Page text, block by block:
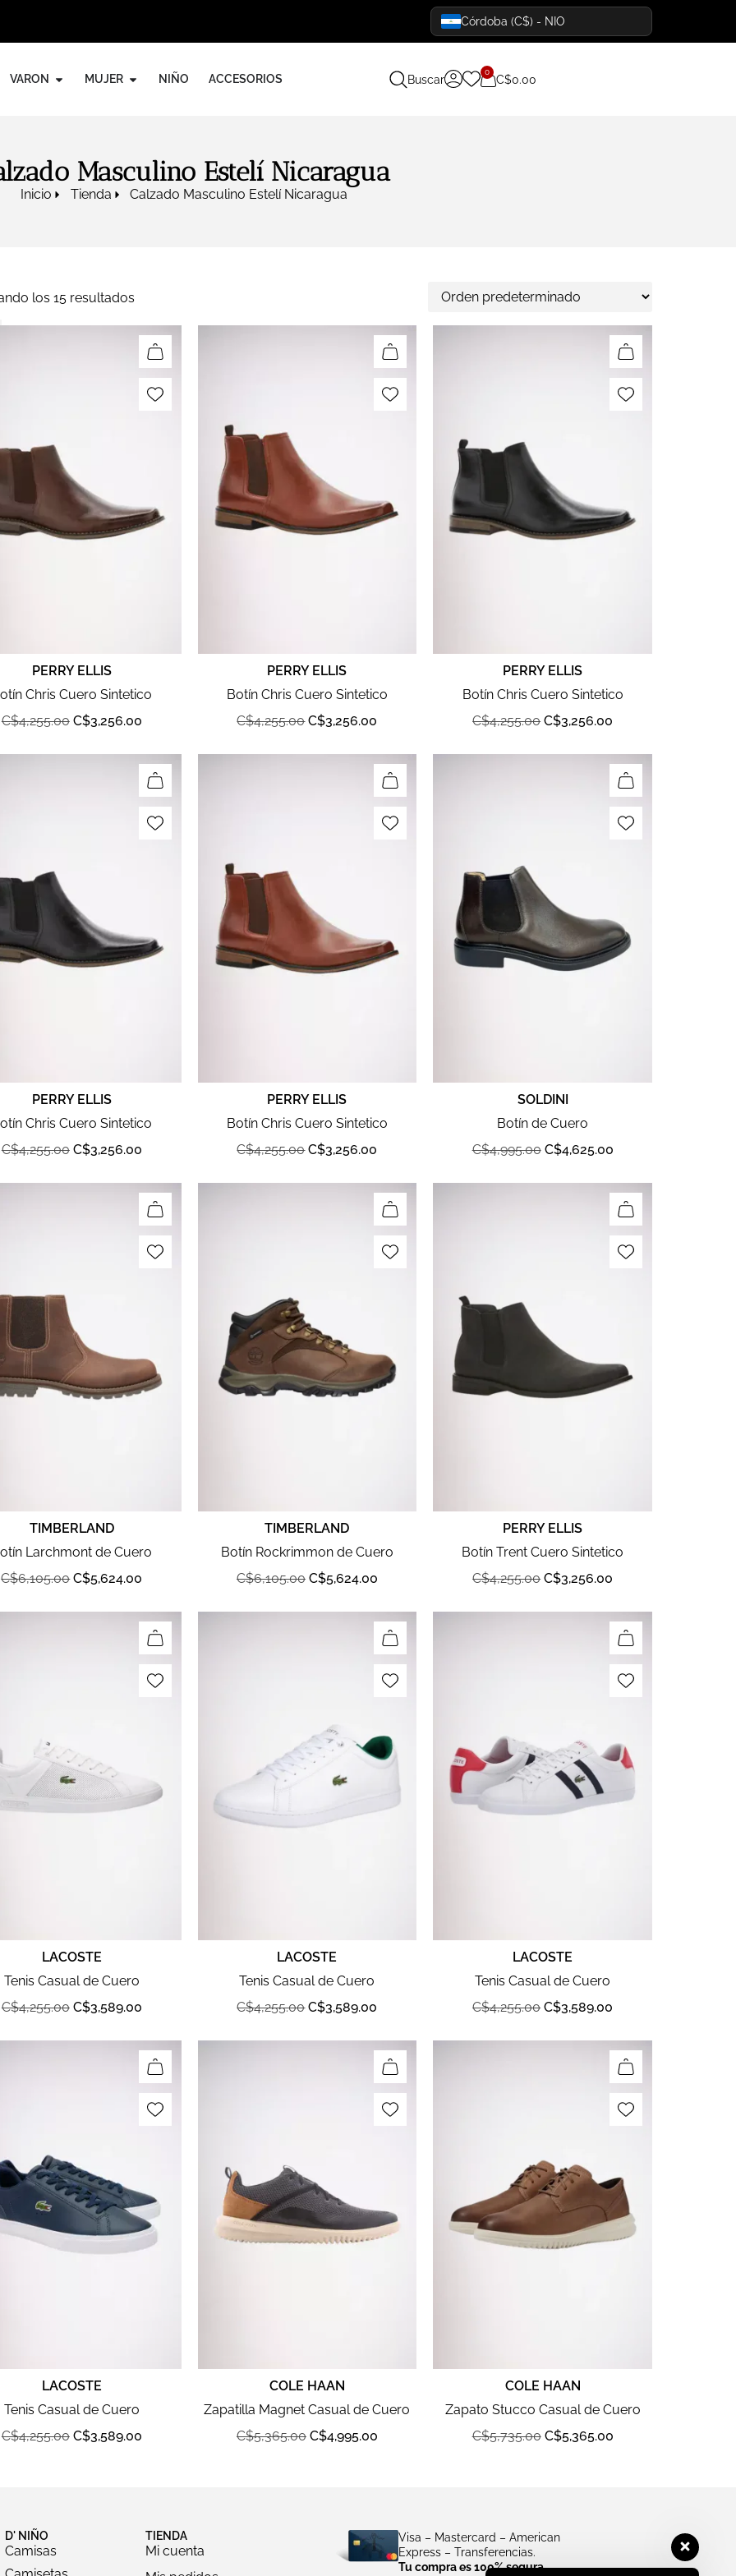
Córdoba (C$) - NIO
VARON MUJER NIÑO ACCESORIOS Buscar C$0.00
0
Masculino Estelí Nicaragua
Inicio Tienda Calzado Masculino Estelí Nicaragua
los 15 resultados
PERRY ELLIS
Chris Cuero Sintetico
C$4,255.00 C$3,256.00
PERRY ELLIS
Botín Chris Cuero Sintetico
C$4,255.00 C$3,256.00
PERRY ELLIS
Botín Chris Cuero Sintetico
C$4,255.00 C$3,256.00
PERRY ELLIS
Chris Cuero Sintetico
C$4,255.00 C$3,256.00
PERRY ELLIS
Botín Chris Cuero Sintetico
C$4,255.00 C$3,256.00
SOLDINI
Botín de Cuero
C$4,995.00 C$4,625.00
TIMBERLAND
Larchmont de Cuero
C$6,105.00 C$5,624.00
TIMBERLAND
Botín Rockrimmon de Cuero
C$6,105.00 C$5,624.00
PERRY ELLIS
Botín Trent Cuero Sintetico
C$4,255.00 C$3,256.00
LACOSTE
Tenis Casual de Cuero
C$4,255.00 C$3,589.00
LACOSTE
Tenis Casual de Cuero
C$4,255.00 C$3,589.00
LACOSTE
Tenis Casual de Cuero
C$4,255.00 C$3,589.00
LACOSTE
Tenis Casual de Cuero
C$4,255.00 C$3,589.00
COLE HAAN
Zapatilla Magnet Casual de Cuero
C$5,365.00 C$4,995.00
COLE HAAN
Zapato Stucco Casual de Cuero
C$5,735.00 C$5,365.00
D' NIÑO
Camisas
TIENDA
Mi cuenta
Visa – Mastercard – American
Express – Transferencias.
Tu compra es 100% segura